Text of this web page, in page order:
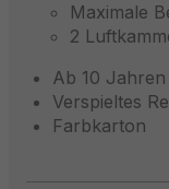
Maximale
2
Ab 10 Jahren
Verspieltes
Farbkarton